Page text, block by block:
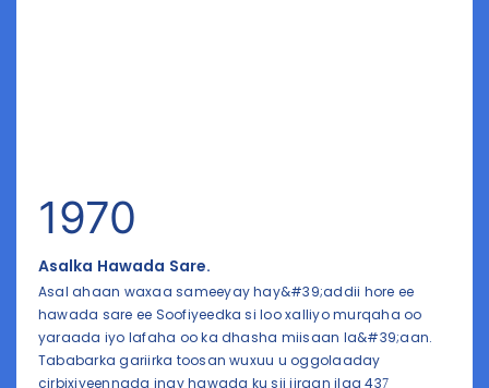
1970
Asalka Hawada Sare.
Asal ahaan waxaa sameeyay hay&#39;addii hore ee
hawada sare ee Soofiyeedka si loo xalliyo murqaha oo
yaraada iyo lafaha oo ka dhasha miisaan la&#39;aan.
Tababarka gariirka toosan wuxuu u oggolaaday
cirbixiyeennada inay hawada ku sii jiraan ilaa 437